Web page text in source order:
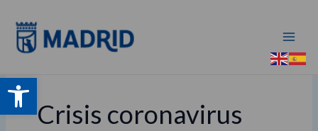
Abrir barra de herramientas
contenido
Crisis coronavirus